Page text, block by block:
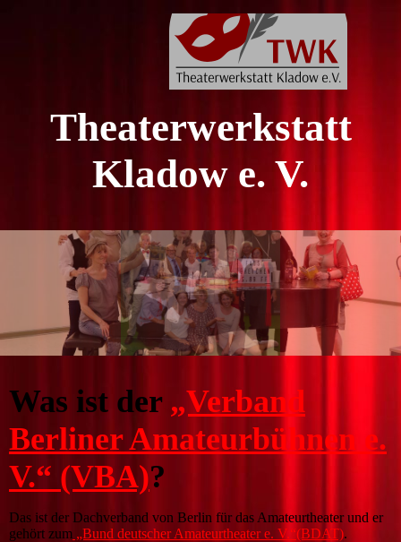
Theaterwerkstatt
Kladow e. V.
Was ist der „Verband
Berliner Amateurbühnen e.
V.“ (VBA)?
Das ist der Dachverband von Berlin für das Amateurtheater und er
gehört zum „Bund deutscher Amateurtheater e. V.“(BDAT).